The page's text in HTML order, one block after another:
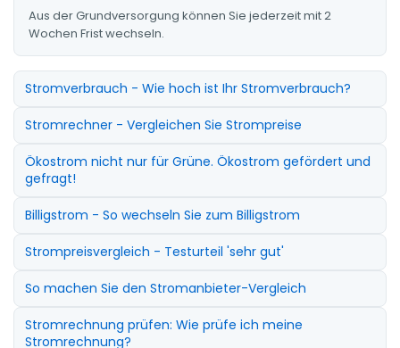
Aus der Grundversorgung können Sie jederzeit mit 2
Wochen Frist wechseln.
Stromverbrauch - Wie hoch ist Ihr Stromverbrauch?
Stromrechner - Vergleichen Sie Strompreise
Ökostrom nicht nur für Grüne. Ökostrom gefördert und
gefragt!
Billigstrom - So wechseln Sie zum Billigstrom
Strompreisvergleich - Testurteil 'sehr gut'
So machen Sie den Stromanbieter-Vergleich
Stromrechnung prüfen: Wie prüfe ich meine
Stromrechnung?